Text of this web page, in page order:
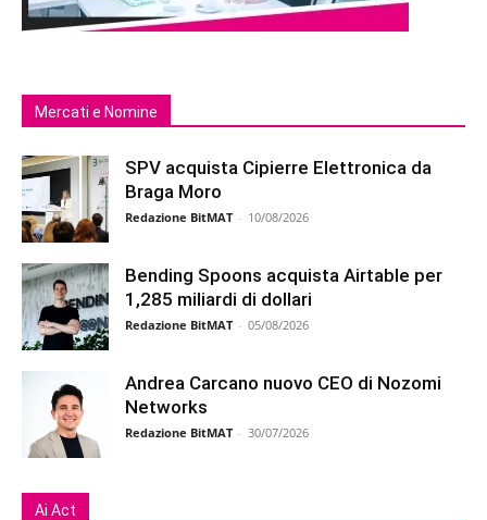
Mercati e Nomine
SPV acquista Cipierre Elettronica da
Braga Moro
Redazione BitMAT - 10/08/2026
Bending Spoons acquista Airtable per
1,285 miliardi di dollari
Redazione BitMAT - 05/08/2026
Andrea Carcano nuovo CEO di Nozomi
Networks
Redazione BitMAT - 30/07/2026
Ai Act